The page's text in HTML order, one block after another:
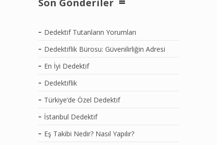
Dedektif Tutanların Yorumları
Dedektiflik Bürosu: Güvenilirliğin Adresi
En İyi Dedektif
Dedektiflik
Türkiye’de Özel Dedektif
İstanbul Dedektif
Eş Takibi Nedir? Nasıl Yapılır?